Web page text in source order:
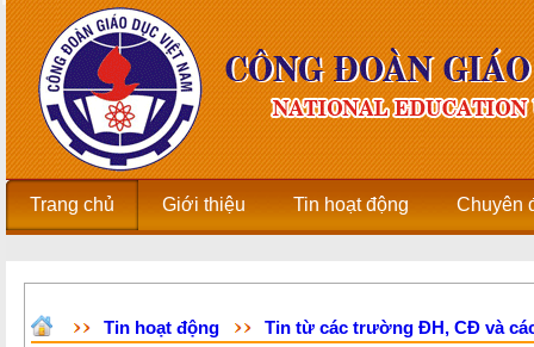
Trang chủ Giới thiệu Tin hoạt động Chuyên
Tin hoạt động Tin từ các trường ĐH, CĐ và